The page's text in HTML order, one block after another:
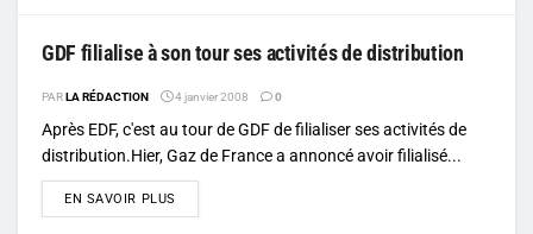
GDF filialise à son tour ses activités de distribution
PARLA RÉDACTION 4 janvier 2008 0
Après EDF, c'est au tour de GDF de filialiser ses activités de
distribution.Hier, Gaz de France a annoncé avoir filialisé...
EN SAVOIR PLUS